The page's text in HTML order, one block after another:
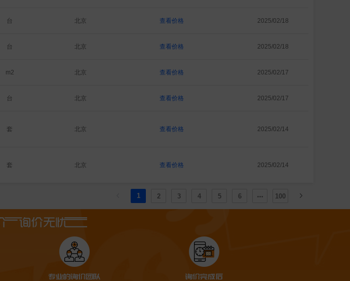
台 北京 查看价格 2025/02/18
台 北京 查看价格 2025/02/18
m2 北京 查看价格 2025/02/17
台 北京 查看价格 2025/02/17
套 北京 查看价格 2025/02/14
套 北京 查看价格 2025/02/14
1 2 3 4 5 6 100